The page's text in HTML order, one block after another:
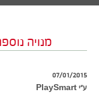
מנויה
07/01/2015
ע״י PlaySmart